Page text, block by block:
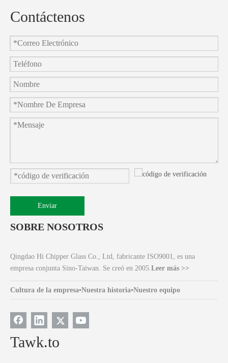
Contáctenos
Enviar
SOBRE NOSOTROS
Qingdao Hi Chipper Glass Co., Ltd, fabricante ISO9001, es una
empresa conjunta Sino-Taiwan. Se creó en 2005.Leer más >>
Cultura de la empresa▪Nuestra historia▪Nuestro equipo
Tawk.to